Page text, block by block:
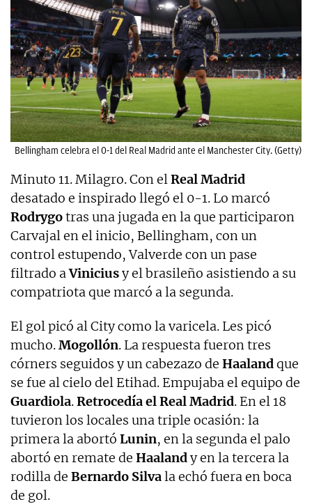
Bellingham celebra el 0-1 del Real Madrid ante el Manchester City. (Getty)
Minuto 11. Milagro. Con elReal Madrid
desatado e inspirado llegó el 0-1. Lo marcó
Rodrygotras una jugada en la que participaron
Carvajal en el inicio, Bellingham, con un
control estupendo, Valverde con un pase
filtrado aViniciusy el brasileño asistiendo a su
compatriota que marcó a la segunda.
El gol picó al City como la varicela. Les picó
mucho.Mogollón. La respuesta fueron tres
córners seguidos y un cabezazo de Haalandque
se fue al cielo del Etihad. Empujaba el equipo de
Guardiola.Retrocedía el Real Madrid. En el 18
tuvieron los locales una triple ocasión: la
primera la abortó Lunin, en la segunda el palo
abortó en remate de Haalandy en la tercera la
rodilla de Bernardo Silvala echó fuera en boca
de gol.